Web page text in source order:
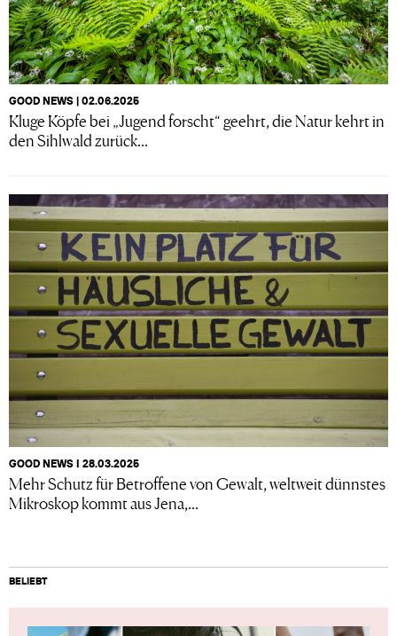
GOOD NEWS | 02.06.2025
Kluge Köpfe bei „Jugend forscht“ geehrt, die Natur kehrt in
den Sihlwald zurück...
GOOD NEWS I 28.03.2025
Mehr Schutz für Betroffene von Gewalt, weltweit dünnstes
Mikroskop kommt aus Jena,...
BELIEBT